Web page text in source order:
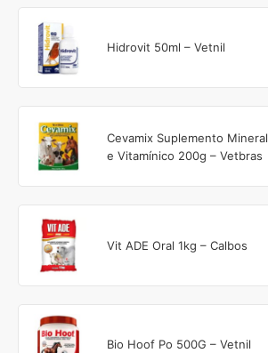
Hidrovit 50ml – Vetnil
Cevamix Suplemento Mineral
e Vitamínico 200g – Vetbras
Vit ADE Oral 1kg – Calbos
Bio Hoof Po 500G – Vetnil